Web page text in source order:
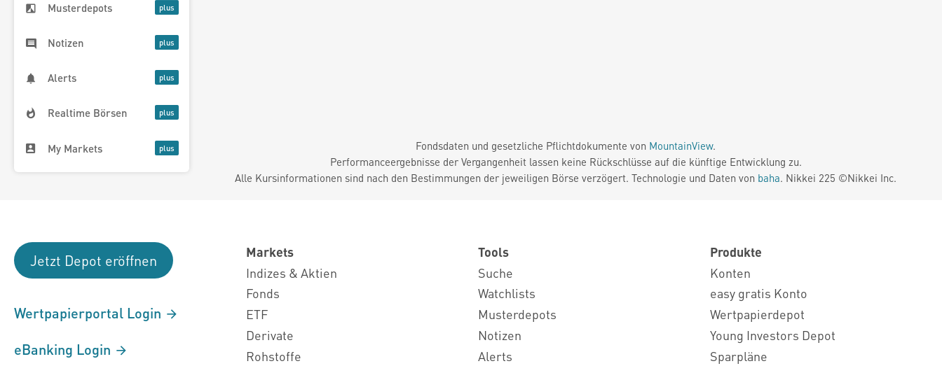
Musterdepots
Notizen
Alerts
Realtime Börsen
My Markets Fondsdaten und gesetzliche Pflichtdokumente von MountainView.
Performanceergebnisse der Vergangenheit lassen keine Rückschlüsse auf die künftige Entwicklung zu.
Alle Kursinformationen sind nach den Bestimmungen der jeweiligen Börse verzögert. Technologie und Daten von baha. Nikkei 225 ©Nikkei Inc.
Jetzt Depot eröffnen
Wertpapierportal Login
eBanking Login
Markets
Indizes & Aktien
Fonds
ETF
Derivate
Rohstoffe
Tools
Suche
Watchlists
Musterdepots
Notizen
Alerts
Produkte
Konten
easy gratis Konto
Wertpapierdepot
Young Investors Depot
Sparpläne